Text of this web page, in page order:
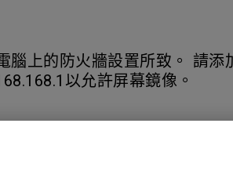
腦上的防火牆設置所致。 請
以允許屏幕鏡像。